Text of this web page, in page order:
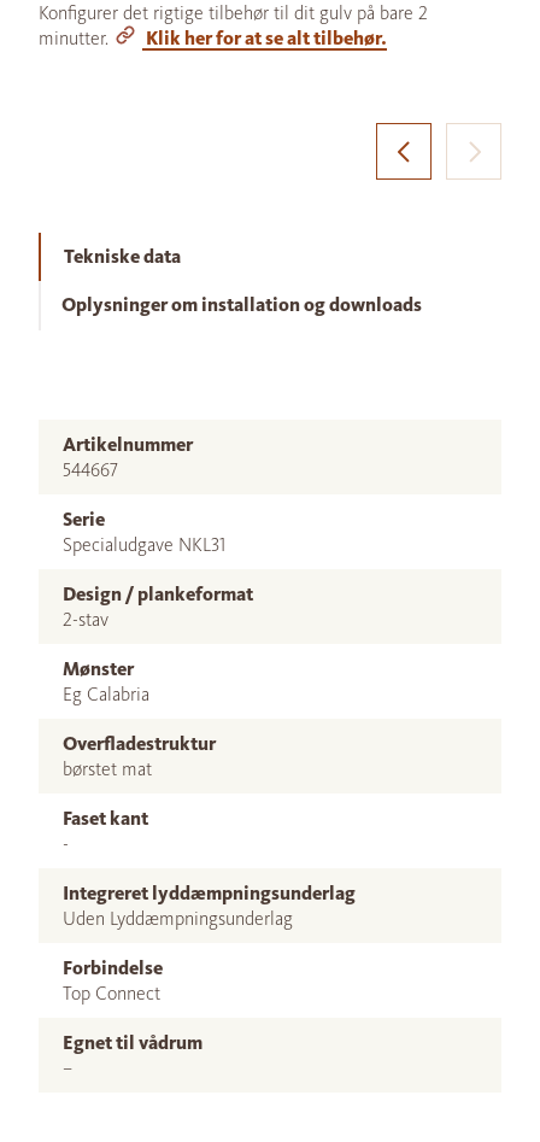
Konfigurer det rigtige tilbehør til dit gulv på bare 2
minutter.
Klik her for at se alt tilbehør.
Tekniske data
Oplysninger om installation og downloads
Artikelnummer
544667
Serie
Specialudgave NKL31
Design / plankeformat
2-stav
Mønster
Eg Calabria
Overfladestruktur
børstet mat
Faset kant
-
Integreret lyddæmpningsunderlag
Uden Lyddæmpningsunderlag
Forbindelse
Top Connect
Egnet til vådrum
–